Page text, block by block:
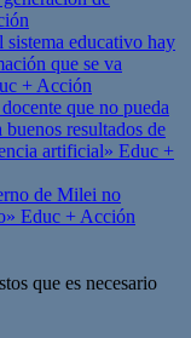
educativo hay
que se va
+ Acción
que no pueda
resultados de
artificial» Educ +
de Milei no
Educ + Acción
que es necesario